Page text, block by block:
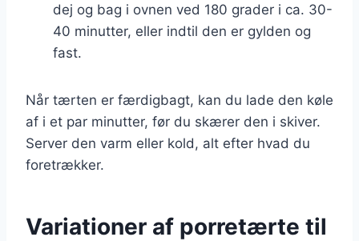
dej og bag i ovnen ved 180 grader i ca. 30-
40 minutter, eller indtil den er gylden og
fast.
Når tærten er færdigbagt, kan du lade den køle
af i et par minutter, før du skærer den i skiver.
Server den varm eller kold, alt efter hvad du
foretrækker.
Variationer af porretærte til